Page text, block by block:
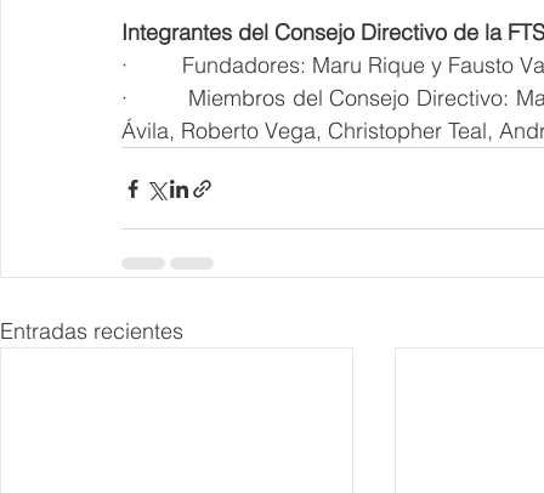
Integrantes del Consejo Directivo de la
·         Fundadores: Maru Rique y Fausto
·         Miembros del Consejo
Ávila, Roberto Vega, Christopher Teal,
Entradas recientes